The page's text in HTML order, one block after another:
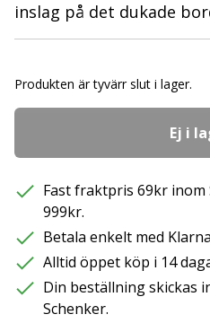
inslag på det dukade
Produkten är tyvärr slut i lager.
Ej i
Fast fraktpris 69kr
999kr.
Betala enkelt med
Alltid öppet köp i 14
Din beställning skickas
Schenker.